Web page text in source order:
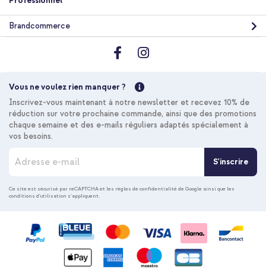
Livraison gratuite
Acheter
Livraison
gratuite
Brandcommerce
Vous ne voulez rien manquer ?
Inscrivez-vous maintenant à notre newsletter et recevez 10% de
réduction sur votre prochaine commande, ainsi que des promotions
chaque semaine et des e-mails réguliers adaptés spécialement à
vos besoins.
c
r
S'inscrire
Ce site est sécurisé par reCAPTCHA et les règles de confidentialité de Google ainsi que les
conditions d'utilisation s'appliquent.